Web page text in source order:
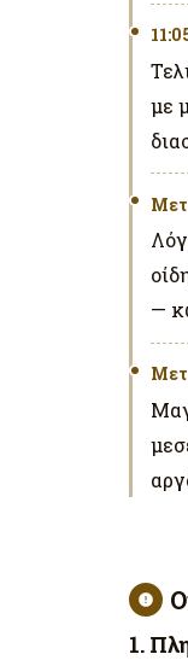
με
—
1.